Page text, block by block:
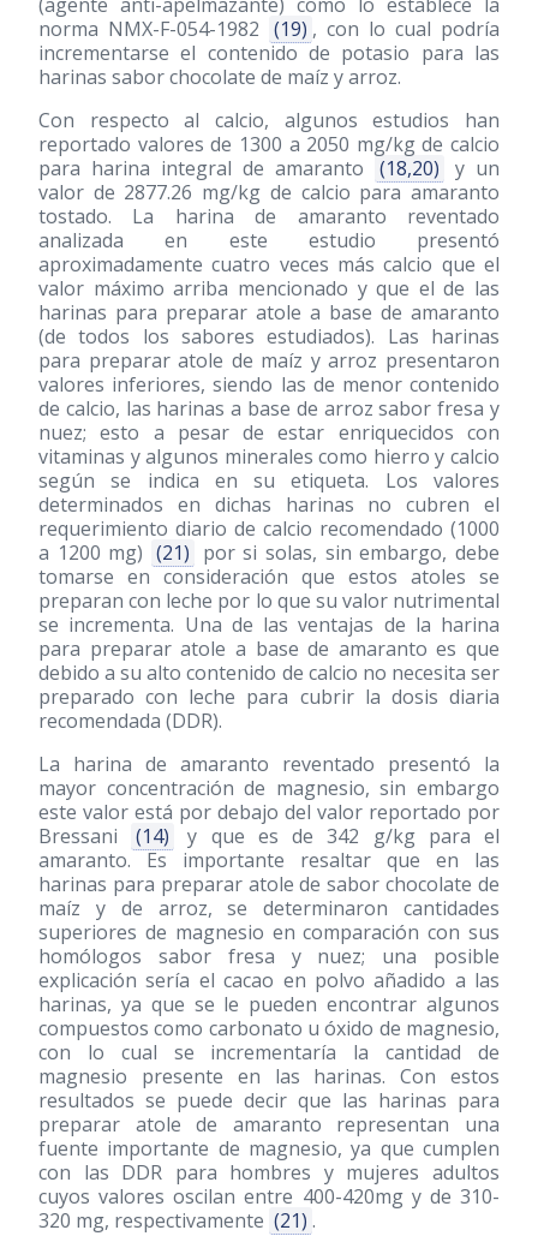
norma NMX-F-054-1982 (19) , con lo cual podría
incrementarse el contenido de potasio para las
harinas sabor chocolate de maíz y arroz.
Con respecto al calcio, algunos estudios han
reportado valores de 1300 a 2050 mg/kg de calcio
para harina integral de amaranto
(18,20)
y un
valor de 2877.26 mg/kg de calcio para amaranto
tostado. La harina de amaranto reventado
analizada en este estudio presentó
aproximadamente cuatro veces más calcio que el
valor máximo arriba mencionado y que el de las
harinas para preparar atole a base de amaranto
(de todos los sabores estudiados). Las harinas
para preparar atole de maíz y arroz presentaron
valores inferiores, siendo las de menor contenido
de calcio, las harinas a base de arroz sabor fresa y
nuez; esto a pesar de estar enriquecidos con
vitaminas y algunos minerales como hierro y calcio
según se indica en su etiqueta. Los valores
determinados en dichas harinas no cubren el
requerimiento diario de calcio recomendado (1000
a 1200 mg) (21) por si solas, sin embargo, debe
tomarse en consideración que estos atoles se
preparan con leche por lo que su valor nutrimental
se incrementa. Una de las ventajas de la harina
para preparar atole a base de amaranto es que
debido a su alto contenido de calcio no necesita ser
preparado con leche para cubrir la dosis diaria
recomendada (DDR).
La harina de amaranto reventado presentó la
mayor concentración de magnesio, sin embargo
este valor está por debajo del valor reportado por
Bressani
(14)
y que es de 342 g/kg para el
amaranto. Es importante resaltar que en las
harinas para preparar atole de sabor chocolate de
maíz y de arroz, se determinaron cantidades
superiores de magnesio en comparación con sus
homólogos sabor fresa y nuez; una posible
explicación sería el cacao en polvo añadido a las
harinas, ya que se le pueden encontrar algunos
compuestos como carbonato u óxido de magnesio,
con lo cual se incrementaría la cantidad de
magnesio presente en las harinas. Con estos
resultados se puede decir que las harinas para
preparar atole de amaranto representan una
fuente importante de magnesio, ya que cumplen
con las DDR para hombres y mujeres adultos
cuyos valores oscilan entre 400-420mg y de 310-
320 mg, respectivamente (21) .